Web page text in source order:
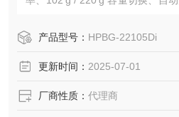
敏感样品分析的多样化需求。
产品型号： HPBG‑22105Di
更新时间： 2025-07-01
厂商性质： 代理商